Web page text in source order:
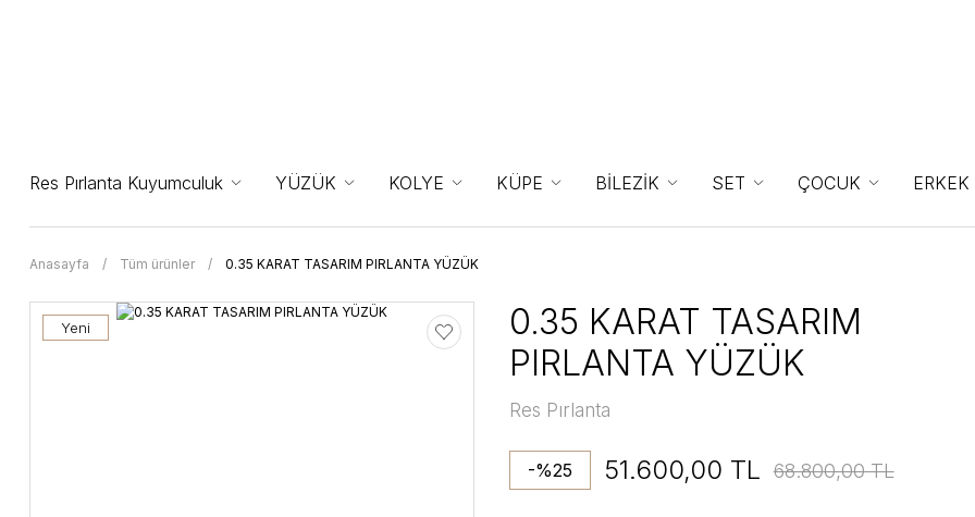
Res Pırlanta Kuyumculuk YÜZÜK KOLYE KÜPE BİLEZİK SET ÇOCUK ERKEK
Anasayfa Tüm ürünler 0.35 KARAT TASARIM PIRLANTA YÜZÜK
Yeni
0.35 KARAT TASARIM
PIRLANTA YÜZÜK
Res Pırlanta
-%25 51.600,00 TL 68.800,00 TL